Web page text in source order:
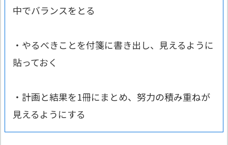
中でバランスをとる
・やるべきことを付箋に書き出し、見えるように
貼っておく
・計画と結果を1冊にまとめ、努力の積み重ねが
見えるようにする